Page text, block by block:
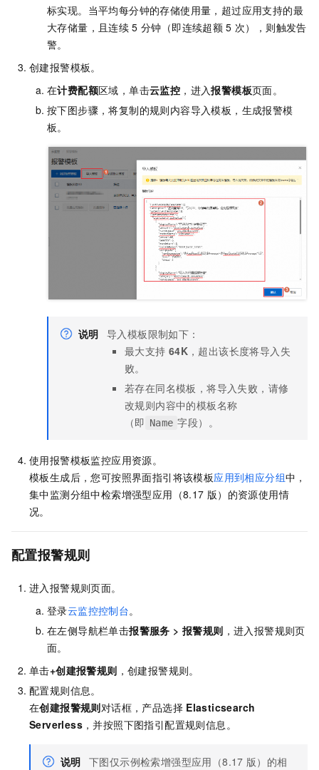
标实现。当平均每分钟的存储使用量，超过应用支持的最
大存储量，且连续 5 分钟（即连续超额 5 次），则触发告
警。
创建报警模板。
在计费配额区域，单击云监控 ，进入报警模板页面。
按下图步骤，将复制的规则内容导入模板，生成报警模
板。
说明 导入模板限制如下：
最大支持 64K ，超出该长度将导入失
败。
若存在同名模板，将导入失败，请修
改规则内容中的模板名称
（即 Name 字段）。
使用报警模板监控应用资源。
模板生成后，您可按照界面指引将该模板应用到相应分组中，
集中监测分组中检索增强型应用（8.17 版）的资源使用情
况。
配置报警规则
进入报警规则页面。
登录云监控控制台。
在左侧导航栏单击报警服务 >报警规则 ，进入报警规则页
面。
单击+创建报警规则 ，创建报警规则。
配置规则信息。
在创建报警规则对话框，产品选择 Elasticsearch
Serverless ，并按照下图指引配置规则信息。
说明 下图仅示例检索增强型应用（8.17 版）的相